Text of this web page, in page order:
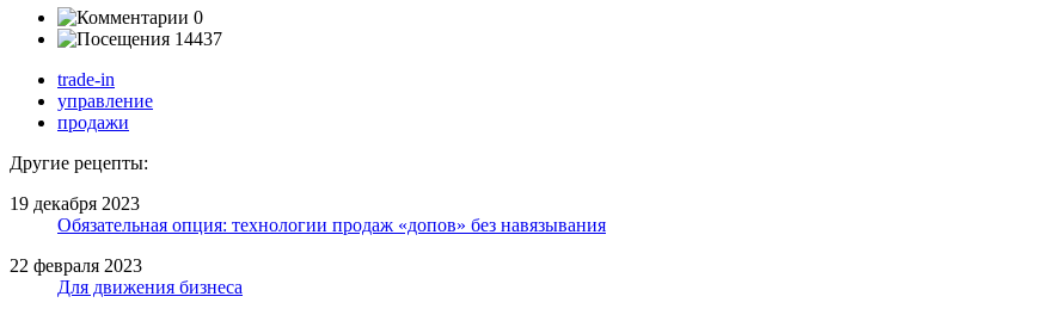
0
14437
trade-in
управление
продажи
Другие рецепты:
19 декабря 2023
Обязательная опция: технологии продаж «допов» без навязывания
22 февраля 2023
Для движения бизнеса